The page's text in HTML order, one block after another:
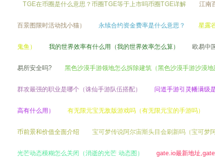
TGE在币圈是什么意思？币圈TGE等于上市吗币圈TGE详解 江南
百景图限时活动找小猫） 永续合约资金费率是什么意思？ 星露
鬼鱼） 我的世界效率有什么用（我的世界效率怎么算） 欧易中
易所安全吗? 黑色沙漠手游领地怎么拆除建筑（黑色沙漠手游沙漠地
群攻最强的职业是哪个（诛仙手游队伍搭配） 问道手游引灵幡满级
高有什么用） 有无限元宝无敌版游戏吗（有无限元宝的手游吗）
币前景和价值全面介绍 宝可梦传说阿尔宙斯头目会刷新吗（宝可梦
光芒动态模糊怎么关闭（消逝的光芒 动态图） gate.io最新地址